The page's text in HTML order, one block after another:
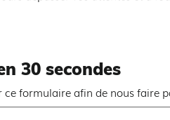
30 secondes
formulaire afin de nous faire